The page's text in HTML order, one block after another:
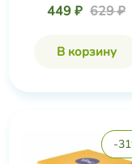
449 ₽ 629 ₽
В корзину
-